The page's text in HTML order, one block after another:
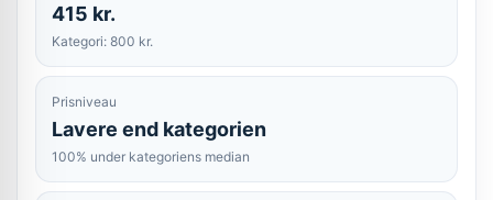
415 kr.
Kategori: 800 kr.
Prisniveau
Lavere end kategorien
100% under kategoriens median